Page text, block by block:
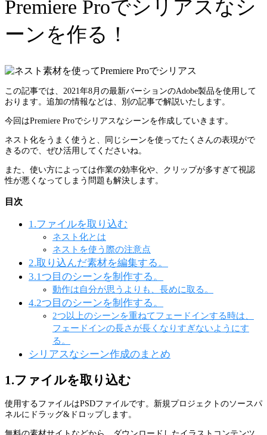
Premiere Proでシリアスなシ
ーンを作る！
この記事では、2021年8月の最新バーションのAdobe製品を使用して
おります。追加の情報などは、別の記事で解説いたします。
今回はPremiere Proでシリアスなシーンを作成していきます。
ネスト化をうまく使うと、同じシーンを使ってたくさんの表現がで
きるので、ぜひ活用してくださいね。
また、使い方によっては作業の効率化や、クリップが多すぎて視認
性が悪くなってしまう問題も解決します。
目次
1.ファイルを取り込む
ネスト化とは
ネストを使う際の注意点
2.取り込んだ素材を編集する。
3.1つ目のシーンを制作する。
動作は自分が思うよりも、長めに取る。
4.2つ目のシーンを制作する。
2つ以上のシーンを重ねてフェードインする時は、
フェードインの長さが長くなりすぎないようにす
る。
シリアスなシーン作成のまとめ
1.ファイルを取り込む
使用するファイルはPSDファイルです。新規プロジェクトのソースパ
ネルにドラッグ&ドロップします。